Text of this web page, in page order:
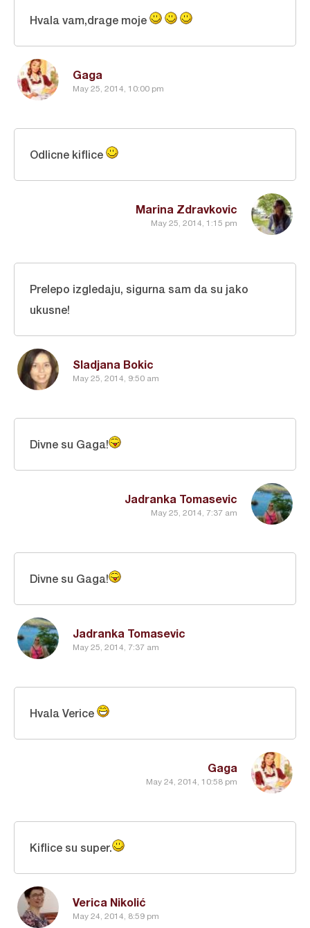
Gaga
May 25, 2014, 10:00 pm
Hvala vam,drage moje
Marina Zdravkovic
May 25, 2014, 1:15 pm
Odlicne kiflice
Sladjana Bokic
May 25, 2014, 9:50 am
Prelepo izgledaju, sigurna sam da su jako
ukusne!
Jadranka Tomasevic
May 25, 2014, 7:37 am
Divne su Gaga!
Jadranka Tomasevic
May 25, 2014, 7:37 am
Divne su Gaga!
Gaga
May 24, 2014, 10:58 pm
Hvala Verice
Verica Nikolić
May 24, 2014, 8:59 pm
Kiflice su super.